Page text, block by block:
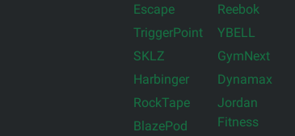
Escape
TriggerPoint
SKLZ
Harbinger
RockTape
BlazePod
Reebok
YBELL
GymNext
Dynamax
Jordan
Fitness